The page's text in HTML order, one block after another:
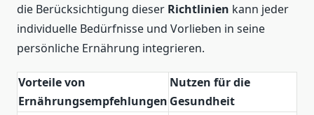
die Berücksichtigung dieser Richtlinien kann jeder
individuelle Bedürfnisse und Vorlieben in seine
persönliche Ernährung integrieren.
Vorteile von
Ernährungsempfehlungen
Nutzen für die
Gesundheit